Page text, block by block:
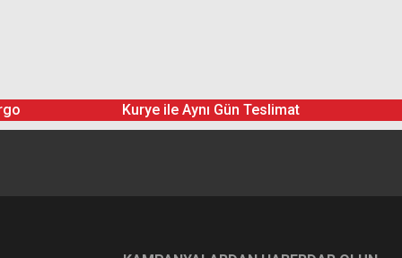
Kurye ile Aynı Gün Teslimat